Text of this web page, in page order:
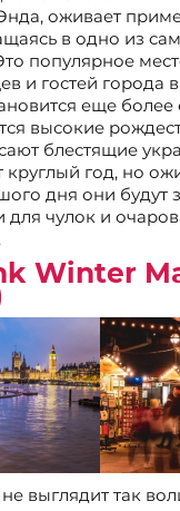
оживает
в одно из
популярное
и гостей города
еще
высокие
блестящие
круглый год, но
дня они будут
для чулок и
Winter
выглядит так